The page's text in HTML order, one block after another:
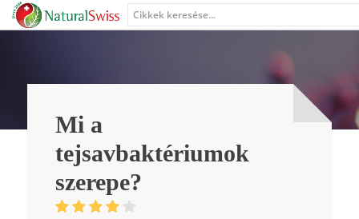
Mi a
tejsavbaktériumok
szerepe?